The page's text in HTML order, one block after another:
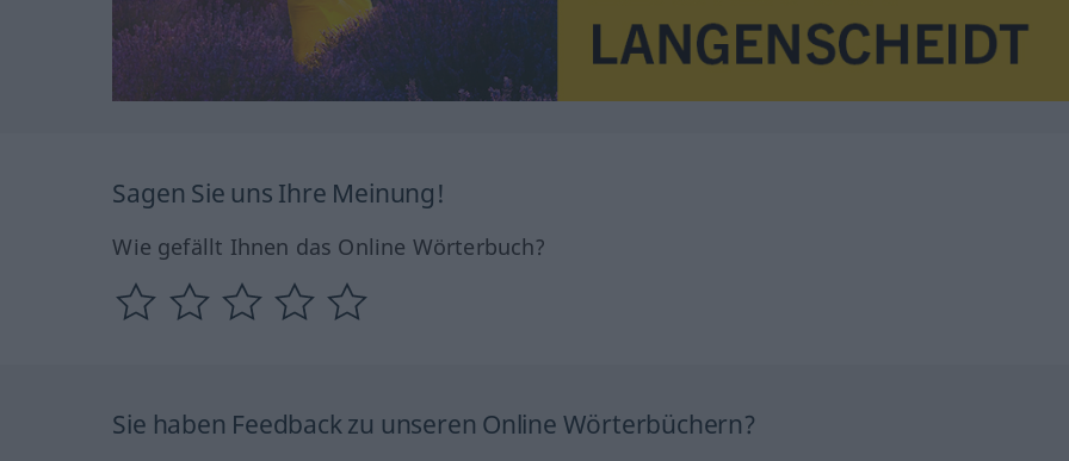
Sagen Sie uns Ihre Meinung!
Wie gefällt Ihnen das Online Wörterbuch?
Sie haben Feedback zu unseren Online Wörterbüchern?